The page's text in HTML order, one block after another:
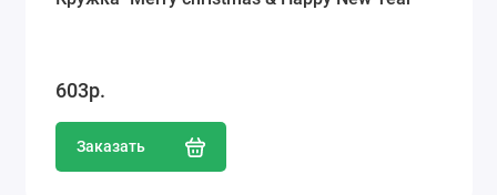
603р.
Заказать